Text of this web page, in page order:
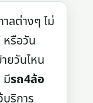
ลต่างๆ ไม่
หรือวัน
ยวันไหน
มีรถ4ล้อ
บริการ